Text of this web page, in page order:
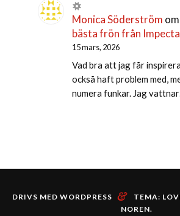
Monica Söderström om
bästa frön från Impecta
15 mars, 2026
Vad bra att jag får
också haft problem med,
numera funkar. Jag
DRIVS MED WORDPRESS & TEMA:
NOREN.